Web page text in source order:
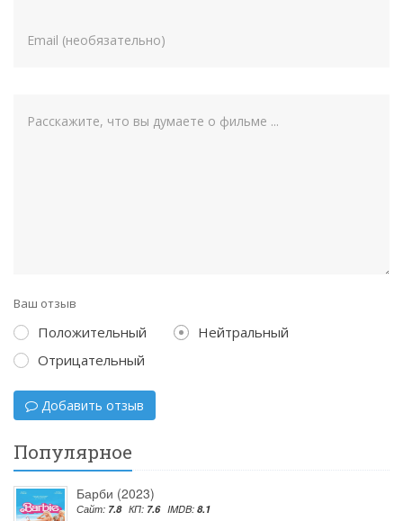
Ваш отзыв
Положительный
Нейтральный
Отрицательный
Добавить отзыв
Популярное
Барби (2023)
Сайт: 7.8 КП: 7.6 IMDB: 8.1